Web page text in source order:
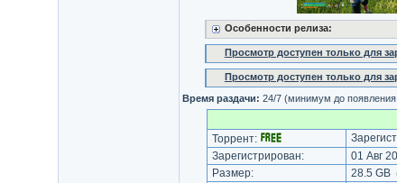
Особенности релиза:
Просмотр доступен только для
Просмотр доступен только для
Время раздачи: 24/7 (минимум до
Торрент:
Зарегистрирован:
01 Авг
Размер:
28.5 GB